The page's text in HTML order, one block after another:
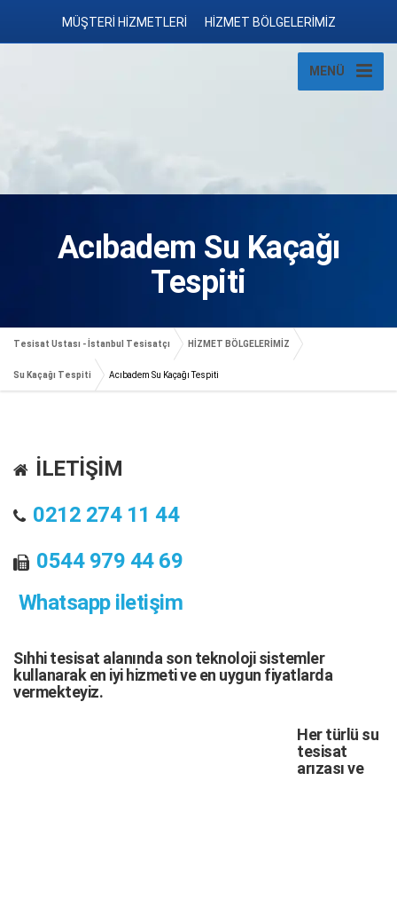
MÜŞTERİ HİZMETLERİ HİZMET BÖLGELERİMİZ
MENÜ
Acıbadem Su Kaçağı
Tespiti
Tesisat Ustası - İstanbul Tesisatçı HİZMET BÖLGELERİMİZ
Su Kaçağı Tespiti Acıbadem Su Kaçağı Tespiti
İLETİŞİM
0212 274 11 44
0544 979 44 69
Whatsapp iletişim
Sıhhi tesisat alanında son teknoloji sistemler
kullanarak en iyi hizmeti ve en uygun fiyatlarda
vermekteyiz.
Her türlü su
tesisat
arızasıve